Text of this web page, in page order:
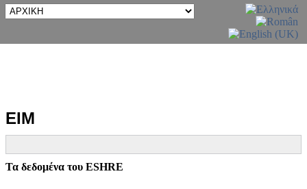
ΕΙΜ
Τα δεδομένα του ESHRE